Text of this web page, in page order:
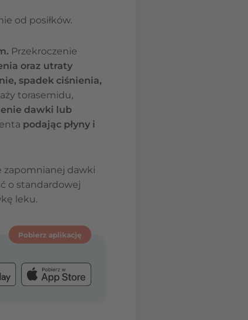
od posiłków.
Przekroczenie
oraz utraty
spadek ciśnienia,
torasemidu,
dawki lub
podając płyny i
zapomnianej dawki
o standardowej
leku.
Pobierz aplikację